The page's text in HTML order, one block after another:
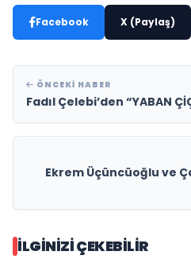
Facebook X (Paylaş)
ÖNCEKI HABER
Fadıl Çelebi’den “YABAN
Ekrem Üçüncüoğlu ve
İLGINIZI ÇEKEBILIR